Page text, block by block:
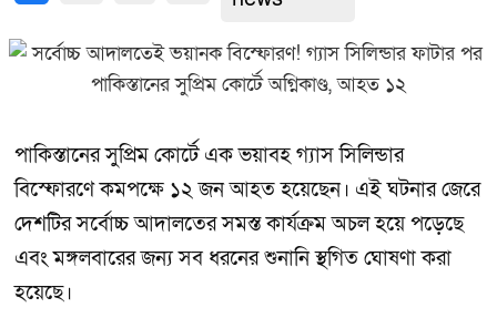
পাকিস্তানের সুপ্রিম কোর্টে এক ভয়াবহ গ্যাস সিলিন্ডার
বিস্ফোরণে কমপক্ষে ১২ জন আহত হয়েছেন। এই ঘটনার জেরে
দেশটির সর্বোচ্চ আদালতের সমস্ত কার্যক্রম অচল হয়ে পড়েছে
এবং মঙ্গলবারের জন্য সব ধরনের শুনানি স্থগিত ঘোষণা করা
হয়েছে।